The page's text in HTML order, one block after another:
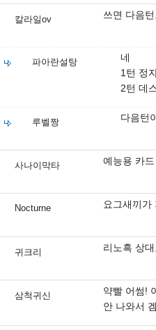
칼라일ov 쓰면 다음
파아란설탕
네
1턴 정
2턴 데
루벨짱 다음턴
사나이막타 예능용 카드
Nocturne 요그새끼가
귀크리 리노흑 상
삼척귀신
약빨 어썸!
안 나와서